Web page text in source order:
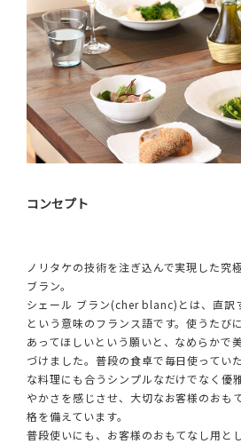
コンセプト
ノリタケの技術を注ぎ込んで実現した
ブラン。
シェール ブラン(cher blanc)とは、直訳
という意味のフランス語です。使うたび
あってほしいという願いと、なめらかで
づけました。普段の食卓で毎日使ってい
な料理にも合うシンプルなだけでなく優
やかさを感じさせ、大切なお客様のおも
格を備えています。
普段使いにも、お客様のおもてなし用と